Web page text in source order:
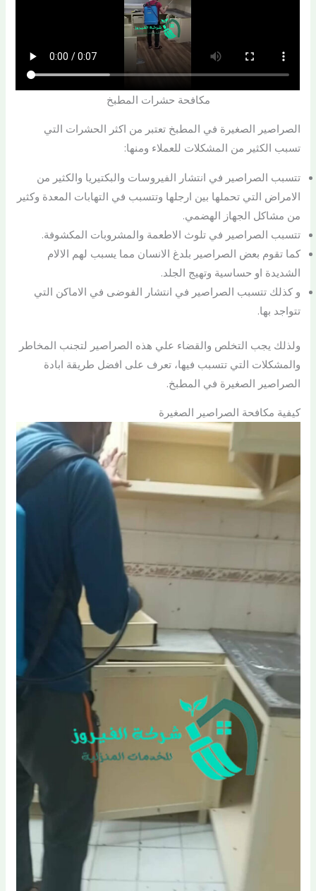
مكافحة حشرات المطبخ
الصراصير الصغيرة في المطبخ تعتبر من اكثر الحشرات التي
تسبب الكثير من المشكلات للعملاء ومنها:
تتسبب الصراصير في انتشار الفيروسات والبكتيريا والكثير من
الامراض التي تحملها بين ارجلها وتتسبب في التهابات المعدة وكثير
من مشاكل الجهاز الهضمي.
تتسبب الصراصير في تلوث الاطعمة والمشروبات المكشوفة.
كما تقوم بعض الصراصير بلدغ الانسان مما يسبب لهم الالام
الشديدة او حساسية وتهيج الجلد.
و كذلك تتسبب الصراصير في انتشار الفوضى في الاماكن التي
تتواجد بها.
ولذلك يجب التخلص والقضاء علي هذه الصراصير لتجنب المخاطر
والمشكلات التي تتسبب فيها، تعرف على افضل طريقة ابادة
الصراصير الصغيرة في المطبخ.
كيفية مكافحة الصراصير الصغيرة